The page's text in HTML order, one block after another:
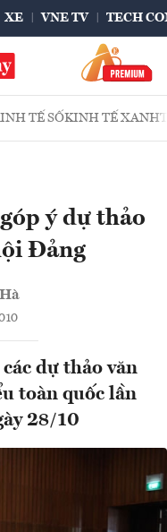
XE VNE TV TECH
TẾ SỐKINH TẾ XANH
ý dự thảo
Đảng
dự thảo văn
toàn quốc lần
28/10